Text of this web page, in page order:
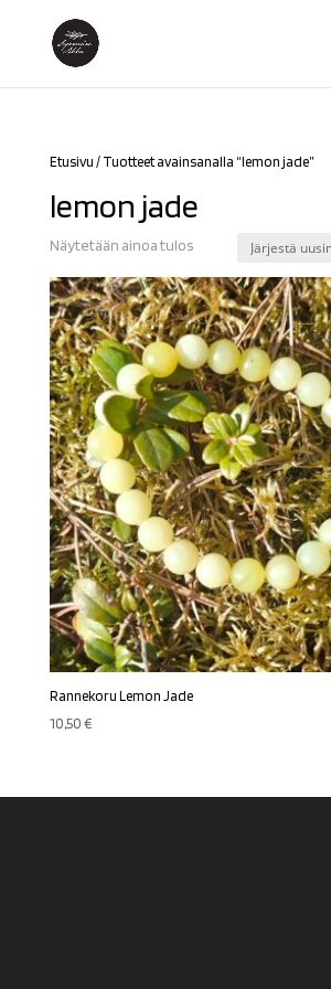
Etusivu / Tuotteet avainsanalla “lemon jade”
lemon jade
Näytetään ainoa tulos
Rannekoru Lemon Jade
10,50€